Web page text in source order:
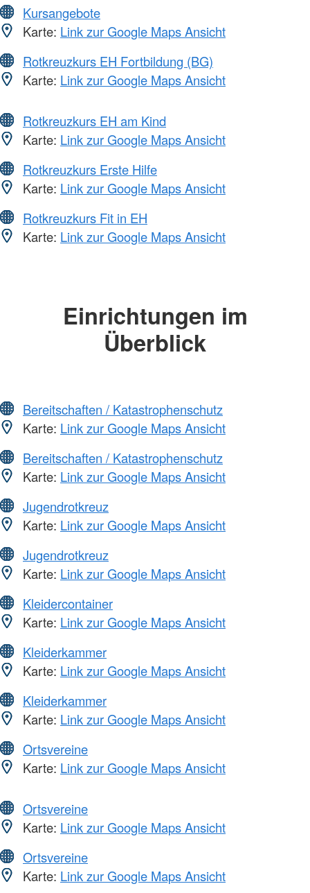
Kursangebote
Karte: Link zur Google Maps Ansicht
Rotkreuzkurs EH Fortbildung (BG)
Karte: Link zur Google Maps Ansicht
Rotkreuzkurs EH am Kind
Karte: Link zur Google Maps Ansicht
Rotkreuzkurs Erste Hilfe
Karte: Link zur Google Maps Ansicht
Rotkreuzkurs Fit in EH
Karte: Link zur Google Maps Ansicht
Einrichtungen im
Überblick
Bereitschaften / Katastrophenschutz
Karte: Link zur Google Maps Ansicht
Bereitschaften / Katastrophenschutz
Karte: Link zur Google Maps Ansicht
Jugendrotkreuz
Karte: Link zur Google Maps Ansicht
Jugendrotkreuz
Karte: Link zur Google Maps Ansicht
Kleidercontainer
Karte: Link zur Google Maps Ansicht
Kleiderkammer
Karte: Link zur Google Maps Ansicht
Kleiderkammer
Karte: Link zur Google Maps Ansicht
Ortsvereine
Karte: Link zur Google Maps Ansicht
Ortsvereine
Karte: Link zur Google Maps Ansicht
Ortsvereine
Karte: Link zur Google Maps Ansicht